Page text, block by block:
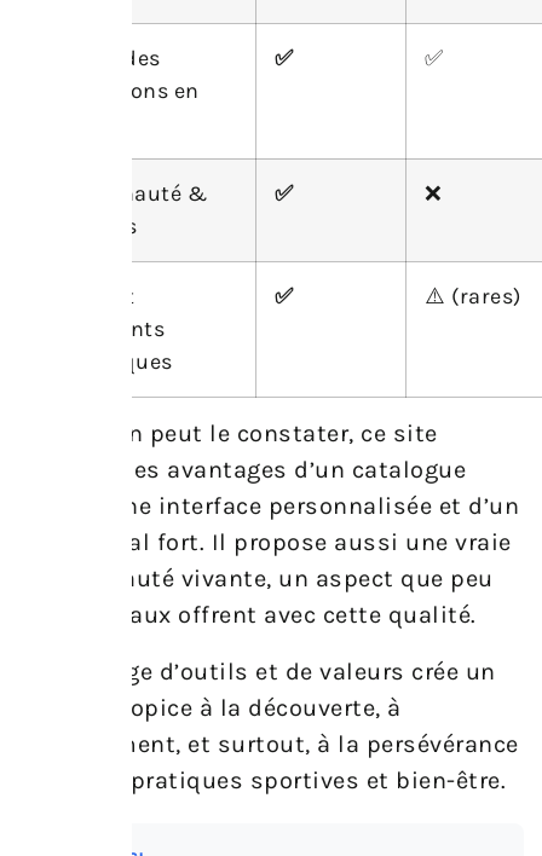
Gestion des
réservations en
✅ ✅
Communauté &
échanges
✅ ❌
Stages et
événements
thématiques
✅ ⚠️ (rares)
Comme on peut le constater, ce site
combine les avantages d’un catalogue
riche, d’une interface personnalisée et d’un
esprit local fort. Il propose aussi une vraie
communauté vivante, un aspect que peu
de ses rivaux offrent avec cette qualité.
Ce mélange d’outils et de valeurs crée un
espace propice à la découverte, à
l’engagement, et surtout, à la persévérance
dans ses pratiques sportives et bien-être.